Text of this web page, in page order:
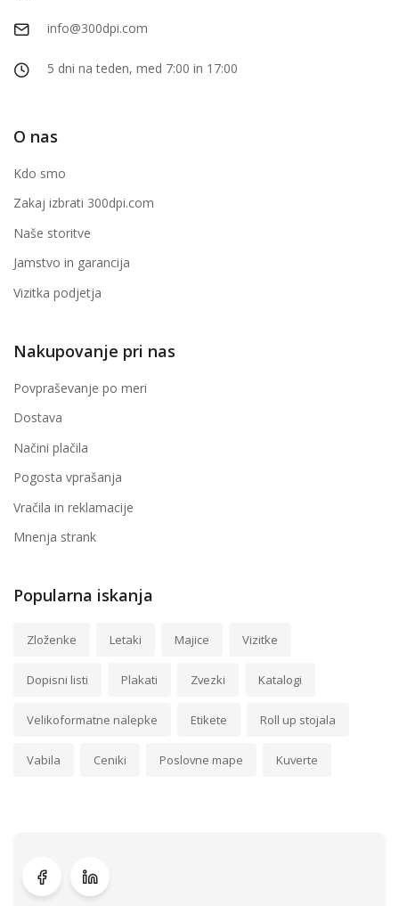
info@300dpi.com
5 dni na teden, med 7:00 in 17:00
O nas
Kdo smo
Zakaj izbrati 300dpi.com
Naše storitve
Jamstvo in garancija
Vizitka podjetja
Nakupovanje pri nas
Povpraševanje po meri
Dostava
Načini plačila
Pogosta vprašanja
Vračila in reklamacije
Mnenja strank
Popularna iskanja
Zloženke Letaki Majice Vizitke
Dopisni listi Plakati Zvezki Katalogi
Velikoformatne nalepke Etikete Roll up stojala
Vabila Ceniki Poslovne mape Kuverte